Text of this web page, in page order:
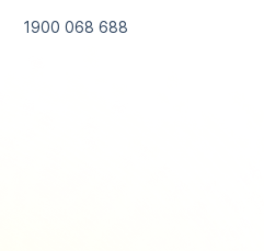
1​9​0​0​ ​0​6​8​ ​6​8​8